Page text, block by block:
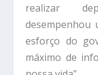
realizar
desempenhou
esforço do
máximo de